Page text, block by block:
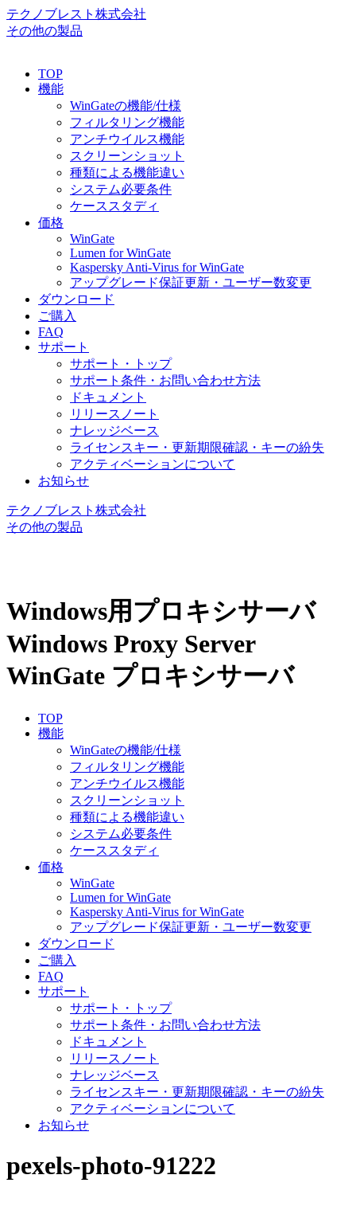
テクノブレスト株式会社
その他の製品
TOP
機能
WinGateの機能/仕様
フィルタリング機能
アンチウイルス機能
スクリーンショット
種類による機能違い
システム必要条件
ケーススタディ
価格
WinGate
Lumen for WinGate
Kaspersky Anti-Virus for WinGate
アップグレード保証更新・ユーザー数変更
ダウンロード
ご購入
FAQ
サポート
サポート・トップ
サポート条件・お問い合わせ方法
ドキュメント
リリースノート
ナレッジベース
ライセンスキー・更新期限確認・キーの紛失
アクティベーションについて
お知らせ
テクノブレスト株式会社
その他の製品
Windows用プロキシサーバ
Windows Proxy Server
WinGate プロキシサーバ
TOP
機能
WinGateの機能/仕様
フィルタリング機能
アンチウイルス機能
スクリーンショット
種類による機能違い
システム必要条件
ケーススタディ
価格
WinGate
Lumen for WinGate
Kaspersky Anti-Virus for WinGate
アップグレード保証更新・ユーザー数変更
ダウンロード
ご購入
FAQ
サポート
サポート・トップ
サポート条件・お問い合わせ方法
ドキュメント
リリースノート
ナレッジベース
ライセンスキー・更新期限確認・キーの紛失
アクティベーションについて
お知らせ
pexels-photo-91222